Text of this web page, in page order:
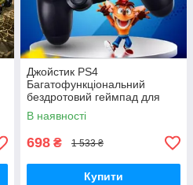
Джойстик PS4
Багатофункціональний
бездротовий геймпад для
Bluetooth-консолі з подвійною
вібрацією DualShock 4 V3.5
PlayStation 4,
В наявності
698 ₴ 1 533 ₴
Купити